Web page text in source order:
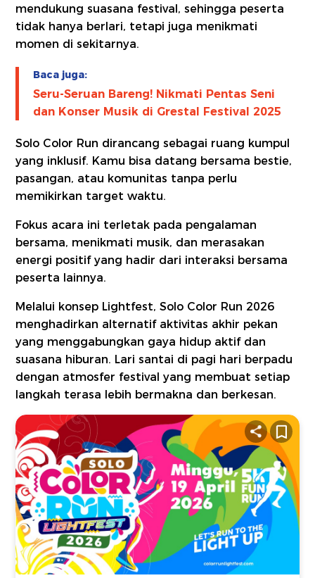
mendukung suasana festival, sehingga peserta
tidak hanya berlari, tetapi juga menikmati
momen di sekitarnya.
Baca juga:
Seru-Seruan Bareng! Nikmati Pentas Seni
dan Konser Musik di Grestal Festival 2025
Solo Color Run dirancang sebagai ruang kumpul
yang inklusif. Kamu bisa datang bersama bestie,
pasangan, atau komunitas tanpa perlu
memikirkan target waktu.
Fokus acara ini terletak pada pengalaman
bersama, menikmati musik, dan merasakan
energi positif yang hadir dari interaksi bersama
peserta lainnya.
Melalui konsep Lightfest, Solo Color Run 2026
menghadirkan alternatif aktivitas akhir pekan
yang menggabungkan gaya hidup aktif dan
suasana hiburan. Lari santai di pagi hari berpadu
dengan atmosfer festival yang membuat setiap
langkah terasa lebih bermakna dan berkesan.